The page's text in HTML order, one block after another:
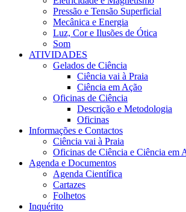
Pressão e Tensão Superficial
Mecânica e Energia
Luz, Cor e Ilusões de Ótica
Som
ATIVIDADES
Gelados de Ciência
Ciência vai à Praia
Ciência em Ação
Oficinas de Ciência
Descrição e Metodologia
Oficinas
Informações e Contactos
Ciência vai à Praia
Oficinas de Ciência e Ciência em
Agenda e Documentos
Agenda Científica
Cartazes
Folhetos
Inquérito